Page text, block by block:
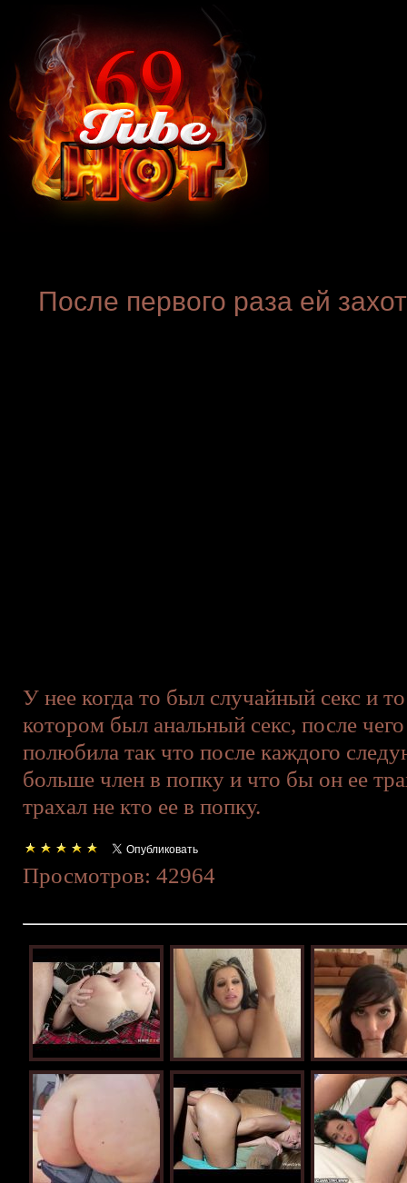
После первого раза ей
У нее когда то был случайный секс и
котором был анальный секс, после
полюбила так что после каждого
больше член в попку и что бы он ее
трахал не кто ее в попку.
Просмотров: 42964